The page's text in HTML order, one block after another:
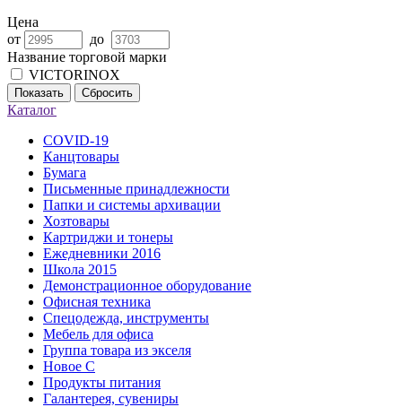
Цена
от
до
Название торговой марки
VICTORINOX
Показать Сбросить
Каталог
COVID-19
Канцтовары
Бумага
Письменные принадлежности
Папки и системы архивации
Хозтовары
Картриджи и тонеры
Ежедневники 2016
Школа 2015
Демонстрационное оборудование
Офисная техника
Спецодежда, инструменты
Мебель для офиса
Группа товара из экселя
Новое С
Продукты питания
Галантерея, сувениры